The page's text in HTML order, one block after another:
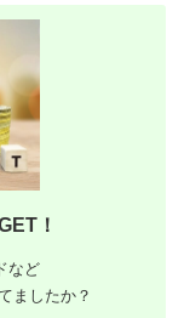
！
など
ましたか？